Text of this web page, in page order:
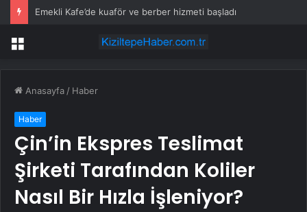
Emekli Kafe’de kuaför ve berber hizmeti başladı
Menü
Anasayfa / Haber
Haber
Çin’in Ekspres Teslimat
Şirketi Tarafından Koliler
Nasıl Bir Hızla İşleniyor?